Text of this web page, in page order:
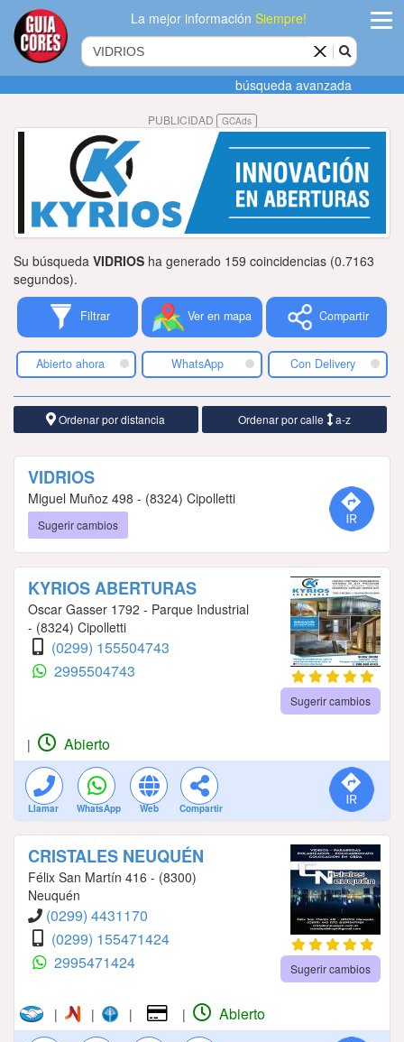
La mejor informaciónSiempre!
Agregar
empresa
Actualizar
datos
Publicidad
Tiendacores
Contactenos
búsqueda avanzada
PUBLICIDAD GCAds
Su búsqueda VIDRIOS ha generado 159 coincidencias (0.7163
segundos).
Filtrar Ver en mapa Compartir
Abierto ahora WhatsApp Con Delivery
Ordenar por distancia Ordenar por calle a-z
VIDRIOS
Miguel Muñoz 498 - (8324) Cipolletti
Sugerir cambios
KYRIOS ABERTURAS
Oscar Gasser 1792 - Parque Industrial
- (8324) Cipolletti
(0299) 155504743
2995504743
Sugerir cambios
| Abierto
Llamar WhatsApp Web Compartir
CRISTALES NEUQUÉN
Félix San Martín 416 - (8300)
Neuquén
(0299) 4431170
(0299) 155471424
2995471424
Sugerir cambios
| | | | Abierto